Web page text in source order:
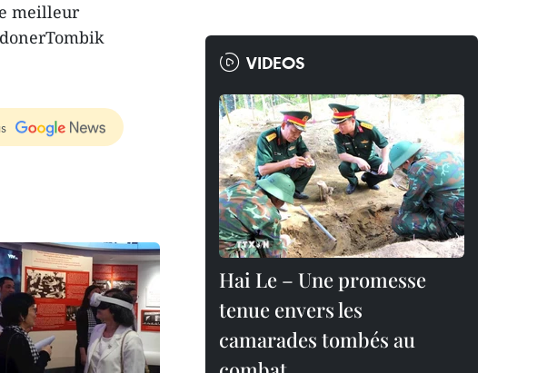
meilleur
VIDEOS
Hai Le – Une promesse
tenue envers les
camarades tombés au